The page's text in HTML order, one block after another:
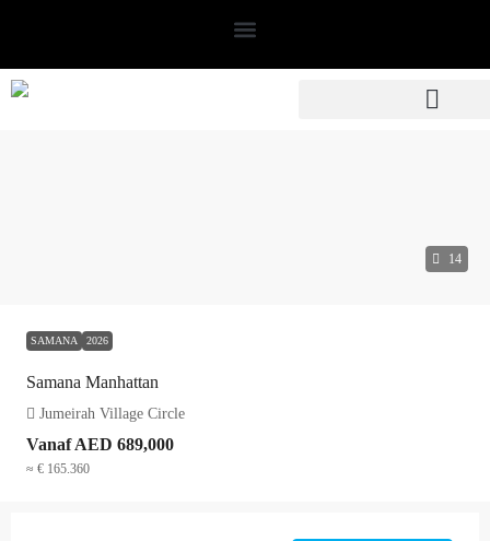
14
SAMANA 2026
Samana Manhattan
Jumeirah Village Circle
VanafAED 689,000
≈ € 165.360